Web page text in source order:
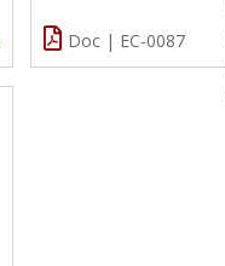
Doc | EC-0087